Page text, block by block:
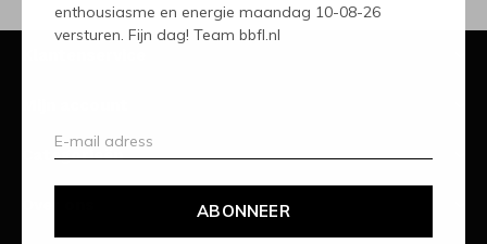
enthousiasme en energie maandag 10-08-26
versturen. Fijn dag! Team bbfl.nl
ABONNEER
Categorieën